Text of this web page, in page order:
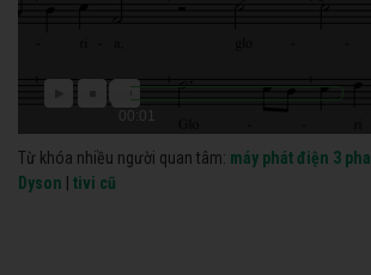
00:01
Từ khóa nhiều người quan tâm: máy phát điện 3 pha
Dyson
tivi cũ